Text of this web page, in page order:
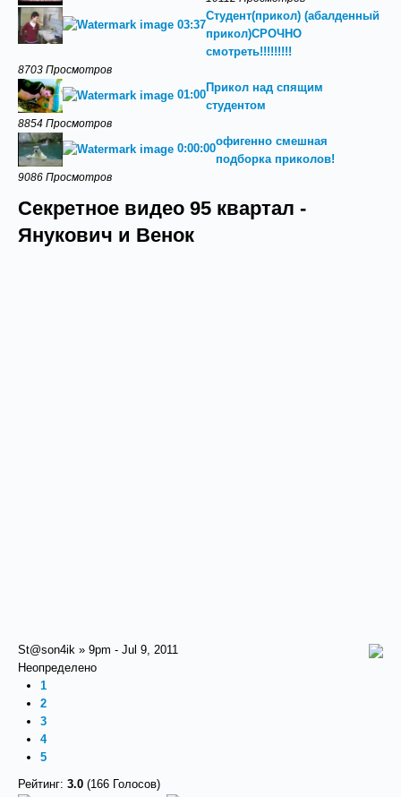
03:37
Студент(прикол) (абалденный
прикол)СРОЧНО
смотреть!!!!!!!!!
8703 Просмотров
01:00
Прикол над спящим
студентом
8854 Просмотров
0:00:00
офигенно смешная
подборка приколов!
9086 Просмотров
Секретное видео 95 квартал -
Янукович и Венок
St@son4ik » 9pm - Jul 9, 2011
Неопределено
1
2
3
4
5
Рейтинг: 3.0 (166 Голосов)